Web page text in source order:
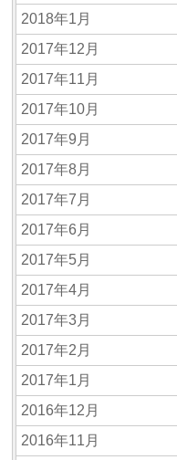
2018年1月
2017年12月
2017年11月
2017年10月
2017年9月
2017年8月
2017年7月
2017年6月
2017年5月
2017年4月
2017年3月
2017年2月
2017年1月
2016年12月
2016年11月